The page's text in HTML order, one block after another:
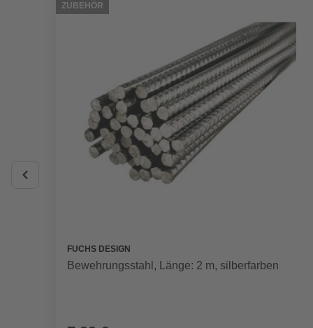
ZUBEHÖR
FUCHS DESIGN
Bewehrungsstahl, Länge: 2 m, silberfarben